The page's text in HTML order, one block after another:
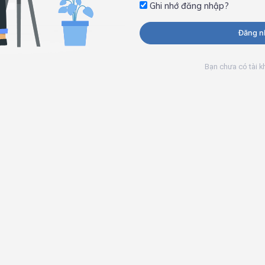
Ghi nhớ đăng nhập?
Đăng
Bạn chưa có tài